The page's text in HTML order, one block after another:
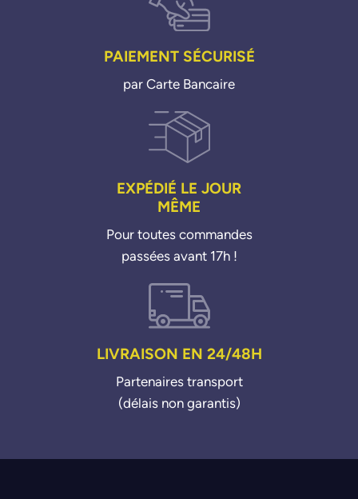
PAIEMENT SÉCURISÉ
par Carte Bancaire
EXPÉDIÉ LE JOUR
MÊME
Pour toutes commandes
passées avant 17h !
LIVRAISON EN 24/48H
Partenaires transport
(délais non garantis)